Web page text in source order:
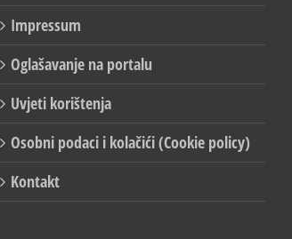
Impressum
Oglašavanje na portalu
Uvjeti korištenja
Osobni podaci i kolačići (Cookie policy)
Kontakt